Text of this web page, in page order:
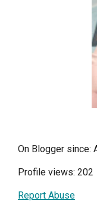
On Blogger since:
Profile views: 202
Report Abuse